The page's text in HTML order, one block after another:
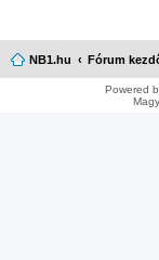
NB1.hu Fórum
Powered